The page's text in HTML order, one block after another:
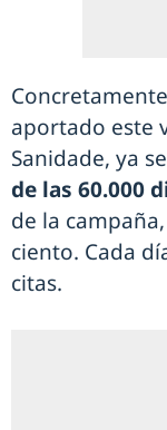
aportado este
Sanidade, ya
de las 60.000
de la
ciento. Cada
citas.